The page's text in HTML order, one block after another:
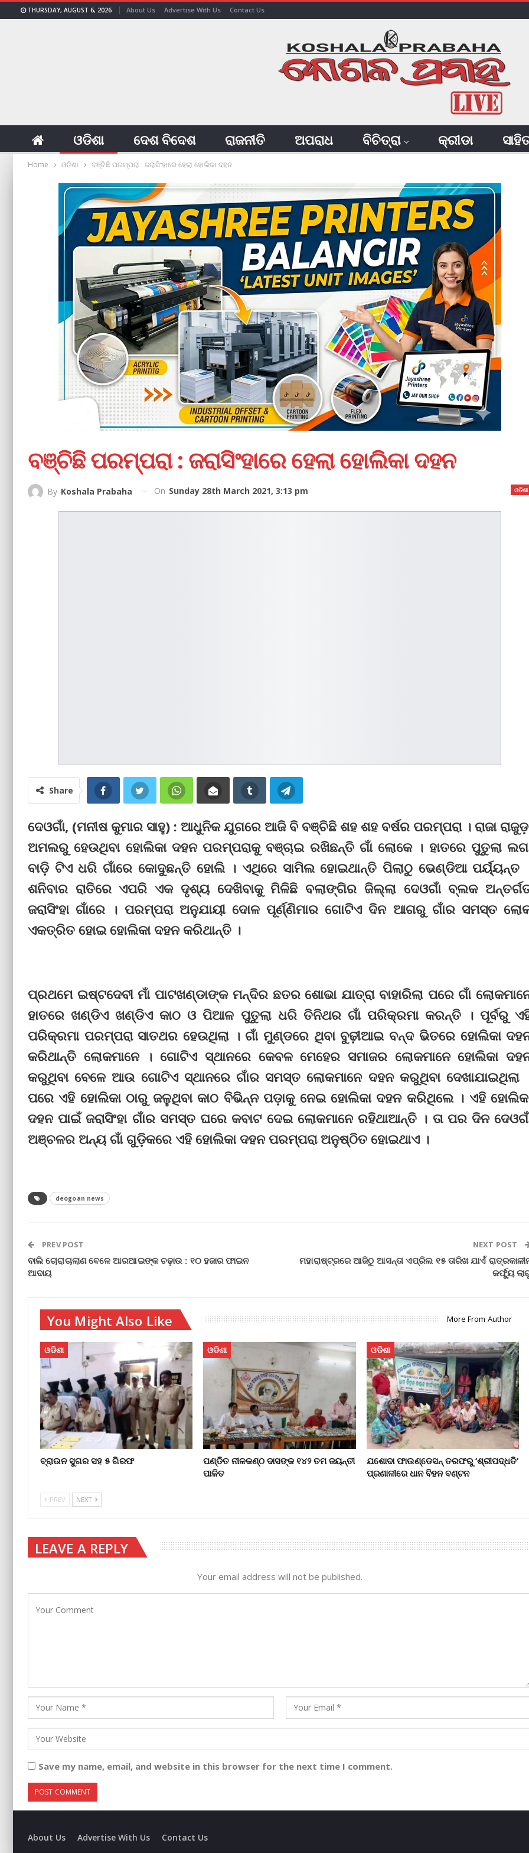
THURSDAY, AUGUST 6, 2026 About Us Advertise With Us Contact Us
ଓଡିଶା ଦେଶ ବିଦେଶ ରାଜନୀତି ଅପରାଧ ବିଚିତ୍ରା କ୍ରୀଡା
Home ଓଡିଶା ବଞ୍ଚିଛି ପରମ୍ପରା : ଜରାସିଂହାରେ ହେଲା ହୋଲିକା ଦହନ
ବଞ୍ଚିଛି ପରମ୍ପରା : ଜରାସିଂହାରେ ହେଲା ହୋଲିକା ଦହନ
ଓଡିଶା
By Koshala Prabaha On Sunday 28th March 2021, 3:13 pm
Share
ଦେଓଗାଁ, (ମନୀଷ କୁମାର ସାହୁ) : ଆଧୁନିକ ଯୁଗରେ ଆଜି ବି ବଞ୍ଚିଛି ଶହ ଶହ ବର୍ଷର ପରମ୍ପରା । ରାଜା
ଅମଲରୁ ହେଉଥିବା ହୋଲିକା ଦହନ ପରମ୍ପରାକୁ ବଞ୍ଚାଇ ରଖିଛନ୍ତି ଗାଁ ଲୋକେ । ହାତରେ ପୁତୁଲା
ବାଡ଼ି ଟିଏ ଧରି ଗାଁରେ କୋଦୁଛନ୍ତି ହୋଲି । ଏଥିରେ ସାମିଲ ହୋଇଥାନ୍ତି ପିଲାଠୁ ଭେଣ୍ଡିଆ ପର୍ୟ୍ୟନ୍ତ
ଶନିବାର ରାତିରେ ଏପରି ଏକ ଦୃଶ୍ୟ ଦେଖିବାକୁ ମିଳିଛି ବଲାଙ୍ଗିର ଜିଲ୍ଲା ଦେଓଗାଁ ବ୍ଲକ
ଜରାସିଂହା ଗାଁରେ । ପରମ୍ପରା ଅନୁଯାୟୀ ଦୋଳ ପୂର୍ଣ୍ଣିମାର ଗୋଟିଏ ଦିନ ଆଗରୁ ଗାଁର ସମସ୍ତ
ଏକତ୍ରିତ ହୋଇ ହୋଲିକା ଦହନ କରିଥାନ୍ତି ।
ପ୍ରଥମେ ଇଷ୍ଟଦେବୀ ମାଁ ପାଟଖଣ୍ଡାଙ୍କ ମନ୍ଦିର ଛତର ଶୋଭା ଯାତ୍ରା ବାହାରିଲା ପରେ ଗାଁ
ହାତରେ ଖଣ୍ଡିଏ ଖଣ୍ଡିଏ କାଠ ଓ ପିଆଳ ପୁତୁଲା ଧରି ତିନିଥର ଗାଁ ପରିକ୍ରମା କରନ୍ତି । ପୂର୍ବରୁ
ପରିକ୍ରମା ପରମ୍ପରା ସାତଥର ହେଉଥିଲା । ଗାଁ ମୁଣ୍ଡରେ ଥିବା ବୁଢ଼ୀଆଇ ବନ୍ଦ ଭିତରେ ହୋଲିକା
କରିଥାନ୍ତି ଲୋକମାନେ । ଗୋଟିଏ ସ୍ଥାନରେ କେବଳ ମେହେର ସମାଜର ଲୋକମାନେ ହୋଲିକା
କରୁଥିବା ବେଳେ ଆଉ ଗୋଟିଏ ସ୍ଥାନରେ ଗାଁର ସମସ୍ତ ଲୋକମାନେ ଦହନ କରୁଥିବା ଦେଖାଯାଇଥିଲା
ପରେ ଏହି ହୋଲିକା ଠାରୁ ଜଳୁଥିବା କାଠ ବିଭିନ୍ନ ପଡ଼ାକୁ ନେଇ ହୋଲିକା ଦହନ କରିଥିଲେ । ଏହି
ଦହନ ପାଇଁ ଜରାସିଂହା ଗାଁର ସମସ୍ତ ଘରେ କବାଟ ଦେଇ ଲୋକମାନେ ରହିଥାଆନ୍ତି । ତା ପର ଦିନ
ଅଞ୍ଚଳର ଅନ୍ୟ ଗାଁ ଗୁଡ଼ିକରେ ଏହି ହୋଲିକା ଦହନ ପରମ୍ପରା ଅନୁଷ୍ଠିତ ହୋଇଥାଏ ।
deogoan news
PREV POST
ବାଲି ଚୋରାଚାଲାଣ ବେଳେ ଆରଆଇଙ୍କ ଚଢ଼ାଉ : ୧୦ ହଜାର ଫାଇନ
ଆଦାୟ
NEXT POST
ମହାରାଷ୍ଟ୍ରରେ ଆଜିଠୁ ଆସନ୍ତା ଏପ୍ରିଲ ୧୫ ତାରିଖ ଯାଏଁ
କର୍ଫ୍ୟୁ
You Might Also Like More From Author
ଓଡିଶା
ବ୍ରାଉନ ସୁଗର ସହ ୫ ଗିରଫ
ଓଡିଶା
ପଣ୍ଡିତ ନୀଳକଣ୍ଠ ଦାସଙ୍କ ୧୪୨ ତମ ଜୟନ୍ତୀ
ପାଳିତ
ଓଡିଶା
ଯଶୋଦା ଫାଉଣ୍ଡେସନ୍ ତରଫରୁ ‘ଶ୍ରୀପଦ୍ଧତି’
ପ୍ରଣାଳୀରେ ଧାନ ବିହନ ବଣ୍ଟନ
PREV NEXT
LEAVE A REPLY
Your email address will not be published.
Save my name, email, and website in this browser for the next time I comment.
About Us Advertise With Us Contact Us